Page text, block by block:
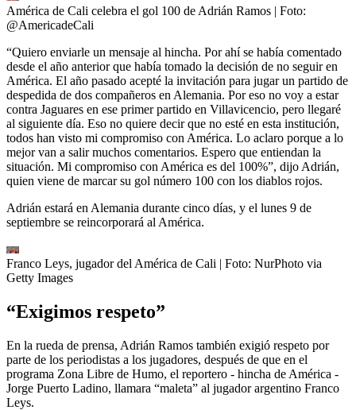
América de Cali celebra el gol 100 de Adrián Ramos | Foto:
@AmericadeCali
“Quiero enviarle un mensaje al hincha. Por ahí se había comentado
desde el año anterior que había tomado la decisión de no seguir en
América. El año pasado acepté la invitación para jugar un partido de
despedida de dos compañeros en Alemania. Por eso no voy a estar
contra Jaguares en ese primer partido en Villavicencio, pero llegaré
al siguiente día. Eso no quiere decir que no esté en esta institución,
todos han visto mi compromiso con América. Lo aclaro porque a lo
mejor van a salir muchos comentarios. Espero que entiendan la
situación. Mi compromiso con América es del 100%”, dijo Adrián,
quien viene de marcar su gol número 100 con los diablos rojos.
Adrián estará en Alemania durante cinco días, y el lunes 9 de
septiembre se reincorporará al América.
Franco Leys, jugador del América de Cali | Foto: NurPhoto via
Getty Images
“Exigimos respeto”
En la rueda de prensa, Adrián Ramos también exigió respeto por
parte de los periodistas a los jugadores, después de que en el
programa Zona Libre de Humo, el reportero - hincha de América -
Jorge Puerto Ladino, llamara “maleta” al jugador argentino Franco
Leys.